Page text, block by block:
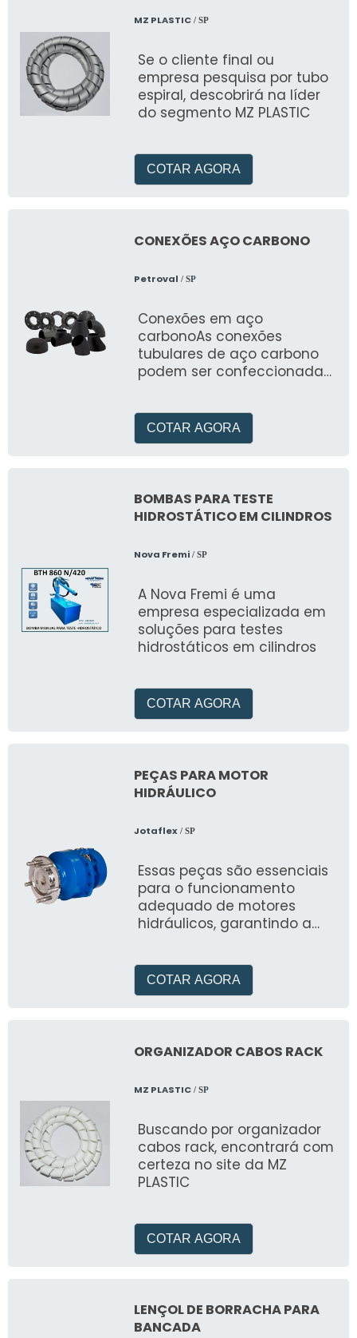
MZ PLASTIC/ SP
Se o cliente final ou
empresa pesquisa por tubo
espiral, descobrirá na líder
do segmento MZ PLASTIC
COTAR AGORA
CONEXÕES AÇO CARBONO
Petroval / SP
Conexões em aço
carbonoAs conexões
tubulares de aço carbono
podem ser confeccionadas
confeccionadas e
COTAR AGORA
BOMBAS PARA TESTE
HIDROSTÁTICO EM CILINDROS
Nova Fremi/ SP
A Nova Fremi é uma
empresa especializada em
soluções para testes
hidrostáticos em cilindros
COTAR AGORA
PEÇAS PARA MOTOR
HIDRÁULICO
Jotaflex/ SP
Essas peças são essenciais
para o funcionamento
adequado de motores
hidráulicos, garantindo a
COTAR AGORA
ORGANIZADOR CABOS RACK
MZ PLASTIC/ SP
Buscando por organizador
cabos rack, encontrará com
certeza no site da MZ
PLASTIC
COTAR AGORA
LENÇOL DE BORRACHA PARA
BANCADA